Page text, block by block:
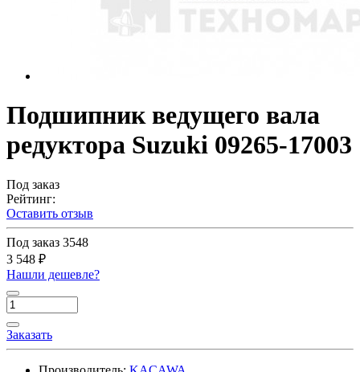
Подшипник ведущего вала
редуктора Suzuki 09265-17003
Под заказ
Рейтинг:
Оставить отзыв
Под заказ 3548
3 548 ₽
Нашли дешевле?
Заказать